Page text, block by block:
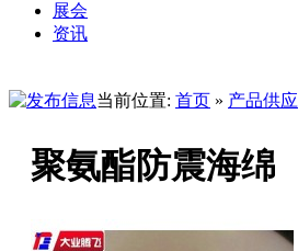
展会
资讯
当前位置: 首页 » 产品供应
聚氨酯防震海绵